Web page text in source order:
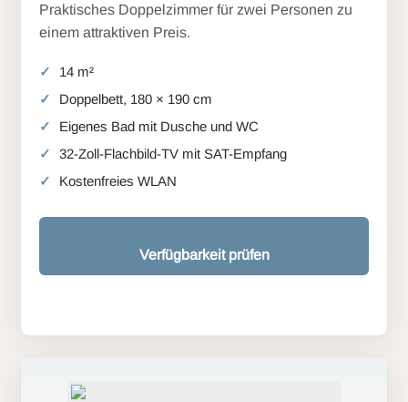
Praktisches Doppelzimmer für zwei Personen zu
einem attraktiven Preis.
14 m²
Doppelbett, 180 × 190 cm
Eigenes Bad mit Dusche und WC
32-Zoll-Flachbild-TV mit SAT-Empfang
Kostenfreies WLAN
Verfügbarkeit prüfen